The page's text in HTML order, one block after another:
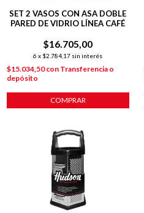
SET 2 VASOS CON ASA DOBLE
PARED DE VIDRIO LÍNEA CAFÉ
$16.705,00
6 x $2.784,17 sin interés
$15.034,50con Transferencia o
depósito
COMPRAR